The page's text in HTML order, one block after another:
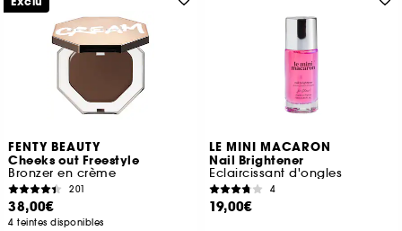
FENTY BEAUTY
Cheeks out Freestyle
Bronzer en crème
201
38,00€
4 teintes disponibles
LE MINI MACARON
Nail Brightener
Eclaircissant d'ongles
4
19,00€